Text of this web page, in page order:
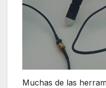
Muchas de las